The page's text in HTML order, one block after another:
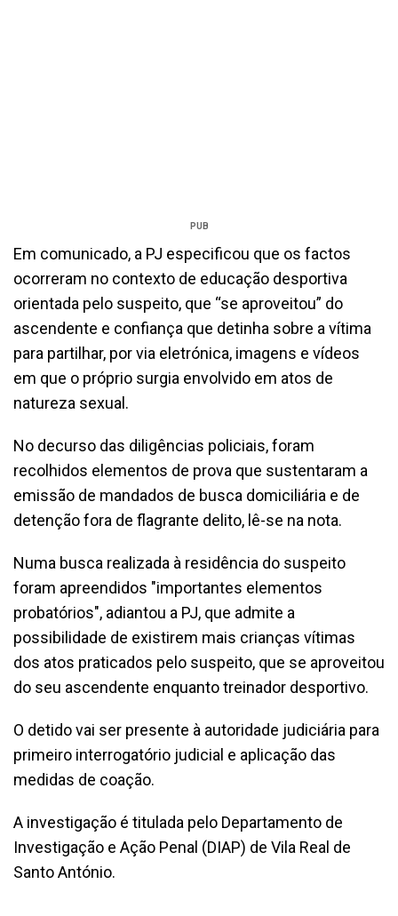
PUB
Em comunicado, a PJ especificou que os factos
ocorreram no contexto de educação desportiva
orientada pelo suspeito, que “se aproveitou” do
ascendente e confiança que detinha sobre a vítima
para partilhar, por via eletrónica, imagens e vídeos
em que o próprio surgia envolvido em atos de
natureza sexual.
No decurso das diligências policiais, foram
recolhidos elementos de prova que sustentaram a
emissão de mandados de busca domiciliária e de
detenção fora de flagrante delito, lê-se na nota.
Numa busca realizada à residência do suspeito
foram apreendidos "importantes elementos
probatórios", adiantou a PJ, que admite a
possibilidade de existirem mais crianças vítimas
dos atos praticados pelo suspeito, que se aproveitou
do seu ascendente enquanto treinador desportivo.
O detido vai ser presente à autoridade judiciária para
primeiro interrogatório judicial e aplicação das
medidas de coação.
A investigação é titulada pelo Departamento de
Investigação e Ação Penal (DIAP) de Vila Real de
Santo António.